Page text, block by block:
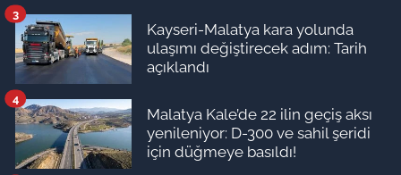
Kayseri-Malatya kara yolunda
ulaşımı değiştirecek adım: Tarih
açıklandı
3
Malatya Kale’de 22 ilin geçiş aksı
yenileniyor: D-300 ve sahil şeridi
için düğmeye basıldı!
4